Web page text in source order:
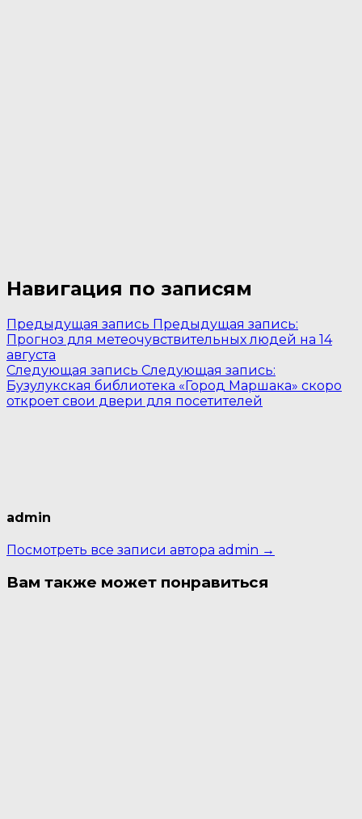
Навигация по записям
Предыдущая запись Предыдущая запись:
Прогноз для метеочувствительных людей на 14
августа
Следующая запись Следующая запись:
Бузулукская библиотека «Город Маршака» скоро
откроет свои двери для посетителей
admin
Посмотреть все записи автора admin →
Вам также может понравиться